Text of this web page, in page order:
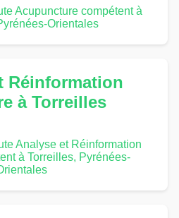
Acupuncture compétent à
Orientales
Réinformation
à Torreilles
Analyse et Réinformation
à Torreilles, Pyrénées-